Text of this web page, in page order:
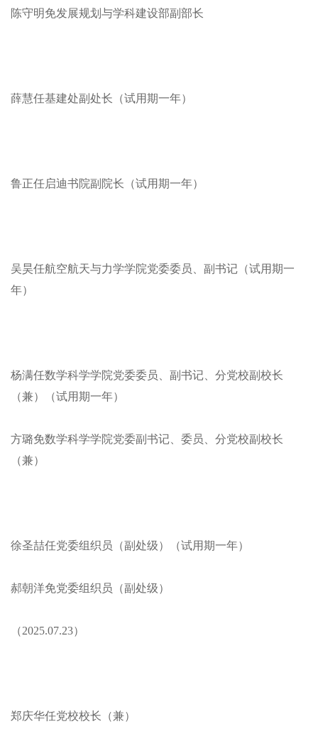
陈守明免发展规划与学科建设部副部长
薛慧任基建处副处长（试用期一年）
鲁正任启迪书院副院长（试用期一年）
吴昊任航空航天与力学学院党委委员、副书记（试用期一
年）
杨满任数学科学学院党委委员、副书记、分党校副校长
（兼）（试用期一年）
方璐免数学科学学院党委副书记、委员、分党校副校长
（兼）
徐圣喆任党委组织员（副处级）（试用期一年）
郝朝洋免党委组织员（副处级）
（2025.07.23）
郑庆华任党校校长（兼）